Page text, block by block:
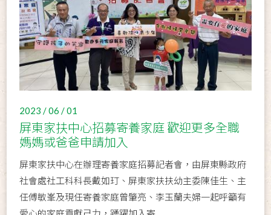
2023 / 06 / 01
屏東家扶中心招募寄養家庭 歡迎更多全職
媽媽或爸爸申請加入
屏東家扶中心在辦理寄養家庭招募記者會，由屏東縣政府
社會處社工科科長戴如玎、屏東家扶扶幼主委陳佳生、主
任傅敏峯及現任寄養家庭曾肇亮、李玉蘭夫婦一起呼籲有